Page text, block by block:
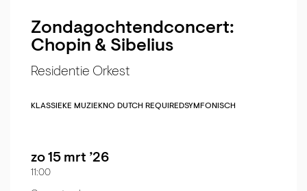
Zondagoch­tendconcert:
Chopin & Sibelius
Residentie Orkest
KLASSIEKE MUZIEKNO DUTCH REQUIREDSYMFONISCH
zo 15 mrt ’26
11:00